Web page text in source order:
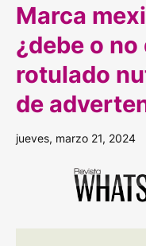
Marca
¿debe o
rotulado
de
jueves, marzo 21, 2024